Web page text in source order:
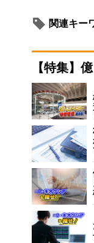
関連キー
【特集】